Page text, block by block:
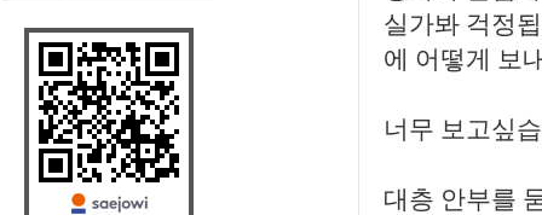
실가봐 걱정
에 어떻게 보
너무 보고싶
대층 안부를